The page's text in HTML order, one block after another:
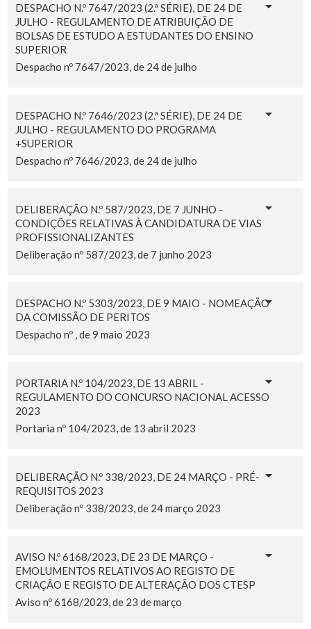
DESPACHO N.º 7647/2023 (2.ª SÉRIE), DE 24 DE
JULHO - REGULAMENTO DE ATRIBUIÇÃO DE
BOLSAS DE ESTUDO A ESTUDANTES DO ENSINO
SUPERIOR
Despacho nº 7647/2023, de 24 de julho
DESPACHO N.º 7646/2023 (2.ª SÉRIE), DE 24 DE
JULHO - REGULAMENTO DO PROGRAMA
+SUPERIOR
Despacho nº 7646/2023, de 24 de julho
DELIBERAÇÃO N.º 587/2023, DE 7 JUNHO -
CONDIÇÕES RELATIVAS À CANDIDATURA DE VIAS
PROFISSIONALIZANTES
Deliberação nº 587/2023, de 7 junho 2023
DESPACHO N.º 5303/2023, DE 9 MAIO - NOMEAÇÃO
DA COMISSÃO DE PERITOS
Despacho nº , de 9 maio 2023
PORTARIA N.º 104/2023, DE 13 ABRIL -
REGULAMENTO DO CONCURSO NACIONAL ACESSO
2023
Portaria nº 104/2023, de 13 abril 2023
DELIBERAÇÃO N.º 338/2023, DE 24 MARÇO - PRÉ-
REQUISITOS 2023
Deliberação nº 338/2023, de 24 março 2023
AVISO N.º 6168/2023, DE 23 DE MARÇO -
EMOLUMENTOS RELATIVOS AO REGISTO DE
CRIAÇÃO E REGISTO DE ALTERAÇÃO DOS CTESP
Aviso nº 6168/2023, de 23 de março